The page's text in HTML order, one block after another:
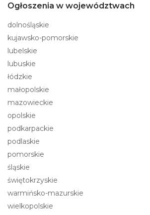
Ogłoszenia w województwach
dolnośląskie
kujawsko-pomorskie
lubelskie
lubuskie
łódzkie
małopolskie
mazowieckie
opolskie
podkarpackie
podlaskie
pomorskie
śląskie
świętokrzyskie
warmińsko-mazurskie
wielkopolskie